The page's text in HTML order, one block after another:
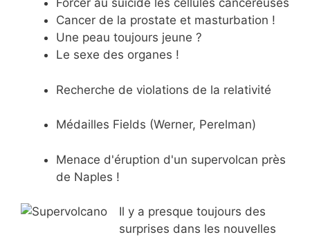
Forcer au suicide les cellules cancéreuses
Cancer de la prostate et masturbation !
Une peau toujours jeune ?
Le sexe des organes !
Recherche de violations de la relativité
Médailles Fields (Werner, Perelman)
Menace d'éruption d'un supervolcan près
de Naples !
Il y a presque toujours des
surprises dans les nouvelles